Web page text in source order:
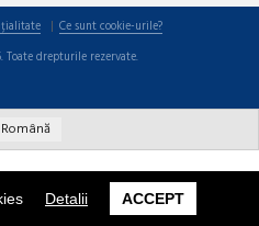
Detalii ACCEPT
Ce sunt cookie-urile?
Toate drepturile rezervate.
Română